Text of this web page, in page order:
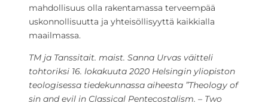
mahdollisuus olla rakentamassa terveempää
uskonnollisuutta ja yhteisöllisyyttä kaikkialla
maailmassa.
TM ja Tanssitait. maist. Sanna Urvas väitteli
tohtoriksi 16. lokakuuta 2020 Helsingin yliopiston
teologisessa tiedekunnassa aiheesta ”Theology of
sin and evil in Classical Pentecostalism. – Two